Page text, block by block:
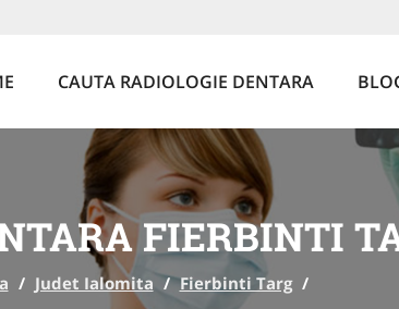
CAUTA RADIOLOGIE DENTARA
FIERBINTI
/ Judet Ialomita / Fierbinti Targ /